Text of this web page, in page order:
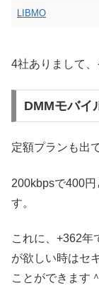
LIBMO
4社ありまして、
DMMモバイ
定額プランも出
200kbpsで400
す。
これに、+362年
が欲しい時はセ
ことができます